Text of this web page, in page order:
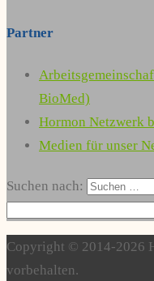
Partner
BioMed)
Hormon Netzwerk
Medien für unser
Suchen nach:
Copyright © 2014-2026
vorbehalten.